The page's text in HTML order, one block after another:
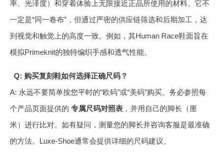
率、光泽度）和穿着体验上无限接近正品所使用的材料。它不
一定是“同一卷布”，但通过严密的供应链筛选和后期加工，达
到视觉和触觉上的高度一致。例如，其Human Race鞋面旨在
模拟Primeknit的独特编织手感和透气性能。
Q: 购买复刻鞋如何选择正确尺码？
A: 永远不要简单按您平时的“欧码”或“美码”购买。务必参照每
个产品页面提供的 专属尺码对照表 ，并用自己的脚长（厘
米）进行比对。如有疑问，测量您的脚长并咨询客服是最准确
的方法。Luxe-Shoe通常会提供详细的尺码建议。